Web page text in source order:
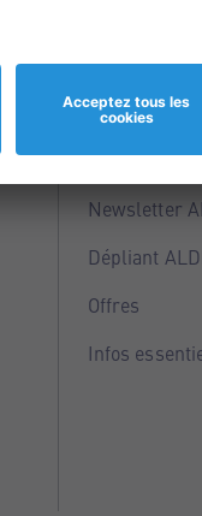
Service
Points ALDI
Newsletter
Dépliant
Offres
Infos